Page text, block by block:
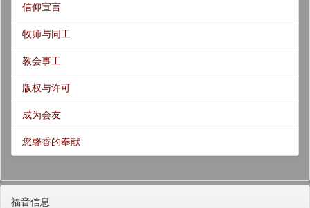
信仰宣言
牧师与同工
教会事工
版权与许可
成为会友
您馨香的奉献
福音信息